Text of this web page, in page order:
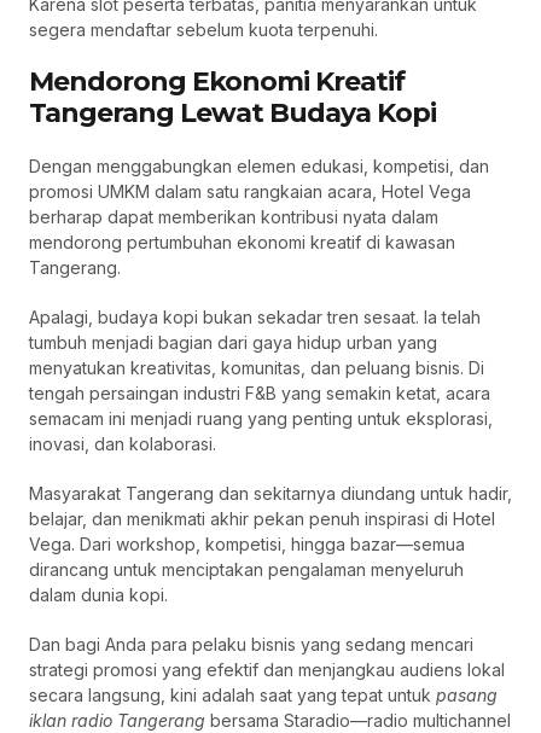
Karena slot peserta terbatas, panitia menyarankan untuk
segera mendaftar sebelum kuota terpenuhi.
Mendorong Ekonomi Kreatif
Tangerang Lewat Budaya Kopi
Dengan menggabungkan elemen edukasi, kompetisi, dan
promosi UMKM dalam satu rangkaian acara, Hotel Vega
berharap dapat memberikan kontribusi nyata dalam
mendorong pertumbuhan ekonomi kreatif di kawasan
Tangerang.
Apalagi, budaya kopi bukan sekadar tren sesaat. Ia telah
tumbuh menjadi bagian dari gaya hidup urban yang
menyatukan kreativitas, komunitas, dan peluang bisnis. Di
tengah persaingan industri F&B yang semakin ketat, acara
semacam ini menjadi ruang yang penting untuk eksplorasi,
inovasi, dan kolaborasi.
Masyarakat Tangerang dan sekitarnya diundang untuk hadir,
belajar, dan menikmati akhir pekan penuh inspirasi di Hotel
Vega. Dari workshop, kompetisi, hingga bazar—semua
dirancang untuk menciptakan pengalaman menyeluruh
dalam dunia kopi.
Dan bagi Anda para pelaku bisnis yang sedang mencari
strategi promosi yang efektif dan menjangkau audiens lokal
secara langsung, kini adalah saat yang tepat untuk pasang
iklan radio Tangerang bersama Staradio—radio multichannel